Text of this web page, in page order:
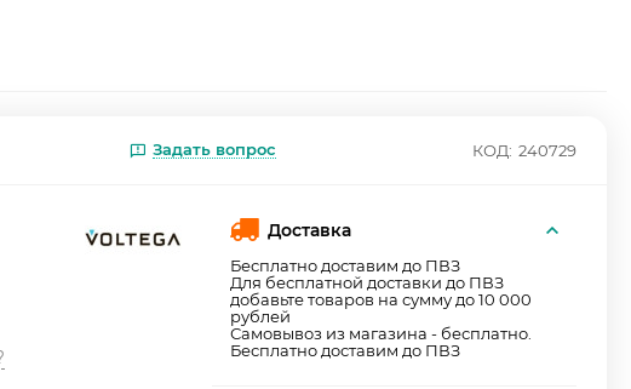
Задать вопрос КОД: 240729
Доставка
Бесплатно доставим до ПВЗ
Для бесплатной доставки до ПВЗ
добавьте товаров на сумму до 10 000
рублей
Самовывоз из магазина - бесплатно.
Бесплатно доставим до ПВЗ